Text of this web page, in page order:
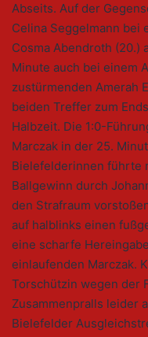
Abseits. Auf der
Celina Seggelmann bei
Cosma Abendroth (20.)
Minute auch bei einem
zustürmenden Amerah
beiden Treffer zum
Halbzeit. Die 1:0-
Marczak in der 25.
Bielefelderinnen führte
Ballgewinn durch
den Strafraum
auf halblinks einen
eine scharfe
einlaufenden Marczak.
Torschützin wegen der
Zusammenpralls leider
Bielefelder